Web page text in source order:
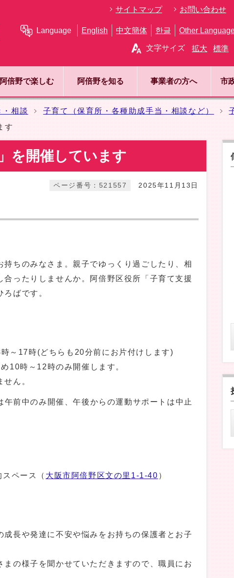
サイトマップ お問い合わせ
Language English 中文簡体 한글 Other
文字サイズ 拡大 標準
阿倍野で楽しむ 阿倍野を知る 事業者の方へ 市
・相談 子育て（保育所・各種助成手当・相談など）
す
を開催しています
2025年11月13日
ページ番号：521557
持ちのみなさま。親子でゆっくり過ごしたり、相
ったりしませんか。阿倍野区役所「子育て支援
ばです。
～17時(どちらも20分前にお片付けします)
10時～12時のみ開催します。
ん。
前中のみ開催、午後からの運動サポートは中止
ペース（ 大阪市阿倍野区文の里1-1-40 ）
成長や発達に不安や悩みをお持ちの保護者とお子
の様子を聞かせていただきますので、職員にお